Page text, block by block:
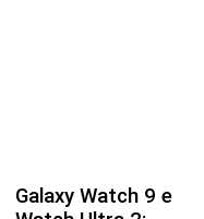
Galaxy Watch 9 e